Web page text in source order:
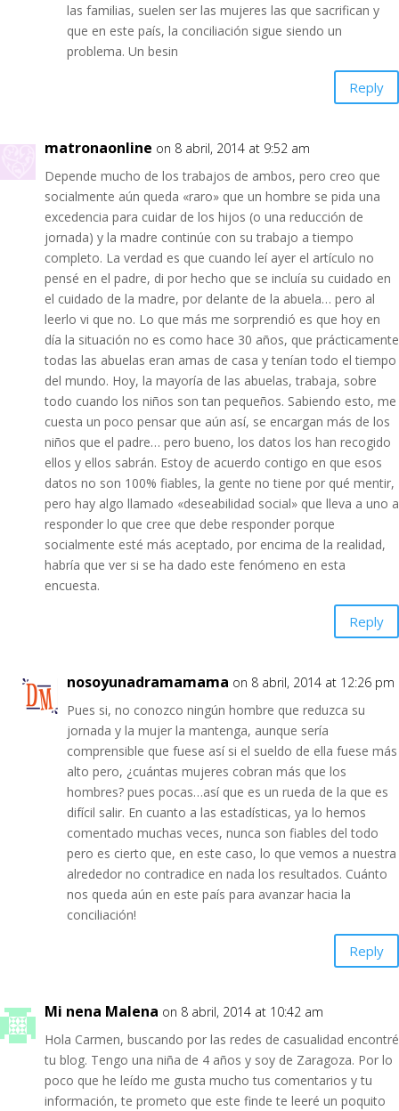
las familias, suelen ser las mujeres las que sacrifican y
que en este país, la conciliación sigue siendo un
problema. Un besin
Reply
matronaonline on 8 abril, 2014 at 9:52 am
Depende mucho de los trabajos de ambos, pero creo que
socialmente aún queda «raro» que un hombre se pida una
excedencia para cuidar de los hijos (o una reducción de
jornada) y la madre continúe con su trabajo a tiempo
completo. La verdad es que cuando leí ayer el artículo no
pensé en el padre, di por hecho que se incluía su cuidado en
el cuidado de la madre, por delante de la abuela… pero al
leerlo vi que no. Lo que más me sorprendió es que hoy en
día la situación no es como hace 30 años, que prácticamente
todas las abuelas eran amas de casa y tenían todo el tiempo
del mundo. Hoy, la mayoría de las abuelas, trabaja, sobre
todo cuando los niños son tan pequeños. Sabiendo esto, me
cuesta un poco pensar que aún así, se encargan más de los
niños que el padre… pero bueno, los datos los han recogido
ellos y ellos sabrán. Estoy de acuerdo contigo en que esos
datos no son 100% fiables, la gente no tiene por qué mentir,
pero hay algo llamado «deseabilidad social» que lleva a uno a
responder lo que cree que debe responder porque
socialmente esté más aceptado, por encima de la realidad,
habría que ver si se ha dado este fenómeno en esta
encuesta.
Reply
nosoyunadramamama on 8 abril, 2014 at 12:26 pm
Pues si, no conozco ningún hombre que reduzca su
jornada y la mujer la mantenga, aunque sería
comprensible que fuese así si el sueldo de ella fuese más
alto pero, ¿cuántas mujeres cobran más que los
hombres? pues pocas…así que es un rueda de la que es
difícil salir. En cuanto a las estadísticas, ya lo hemos
comentado muchas veces, nunca son fiables del todo
pero es cierto que, en este caso, lo que vemos a nuestra
alrededor no contradice en nada los resultados. Cuánto
nos queda aún en este país para avanzar hacia la
conciliación!
Reply
Mi nena Malena on 8 abril, 2014 at 10:42 am
Hola Carmen, buscando por las redes de casualidad encontré
tu blog. Tengo una niña de 4 años y soy de Zaragoza. Por lo
poco que he leído me gusta mucho tus comentarios y tu
información, te prometo que este finde te leeré un poquito